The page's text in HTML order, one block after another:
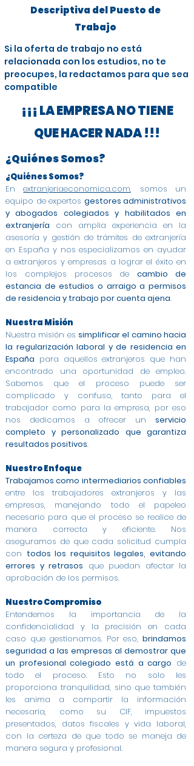
Descriptiva del Puesto de
Trabajo
Si la oferta de trabajo no está
relacionada con los estudios, no te
preocupes, la redactamos para que sea
compatible
¡¡¡ LA EMPRESA NO TIENE
QUE HACER NADA !!!
¿Quiénes Somos?
¿Quiénes Somos?
Enextranjeriaeconomica.com, somos un
equipo de expertos gestores administrativos
y abogados colegiados y habilitados en
extranjería con amplia experiencia en la
asesoría y gestión de trámites de extranjería
en España y nos especializamos en ayudar
a extranjeros y empresas a lograr el éxito en
los complejos procesos decambio de
estancia de estudios o arraigo a permisos
de residencia y trabajo por cuenta ajena.
Nuestra Misión
Nuestra misión es simplificar el camino hacia
la regularización laboral y de residencia en
España para aquellos extranjeros que han
encontrado una oportunidad de empleo.
Sabemos que el proceso puede ser
complicado y confuso, tanto para el
trabajador como para la empresa, por eso
nos dedicamos a ofrecer un servicio
completo y personalizado que garantiza
resultados positivos.
Nuestro Enfoque
Trabajamos como intermediarios confiables
entre los trabajadores extranjeros y las
empresas, manejando todo el papeleo
necesario para que el proceso se realice de
manera correcta y eficiente. Nos
aseguramos de que cada solicitud cumpla
con todos los requisitos legales, evitando
errores y retrasos que puedan afectar la
aprobación de los permisos.
Nuestro Compromiso
Entendemos la importancia de la
confidencialidad y la precisión en cada
caso que gestionamos. Por eso, brindamos
seguridad a las empresas al demostrar que
un profesional colegiado está a cargo de
todo el proceso. Esto no solo les
proporciona tranquilidad, sino que también
les anima a compartir la información
necesaria, como su CIF, impuestos
presentados, datos fiscales y vida laboral,
con la certeza de que todo se maneja de
manera segura y profesional.